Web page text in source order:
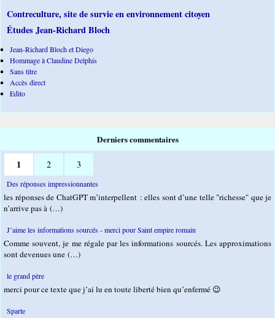
Contreculture, site de survie en environnement citoyen
Études Jean-Richard Bloch
Jean-Richard Bloch et Diego
Hommage à Claudine Delphis
Sans titre
Accès direct
Edito
Derniers commentaires
1 2 3
Des réponses impressionnantes
les réponses de ChatGPT m’interpellent : elles sont d’une telle "richesse" que je
n’arrive pas à (…)
J’aime les informations sourcés - merci pour Saint empire romain
Comme souvent, je me régale par les informations sourcés. Les approximations
sont devenues une (…)
le grand père
merci pour ce texte que j’ai lu en toute liberté bien qu’enfermé 😉
Sparte